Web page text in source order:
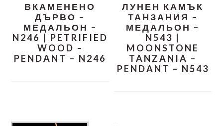
ВКАМЕНЕНО
ДЪРВО –
МЕДАЛЬОН –
N246 | PETRIFIED
WOOD –
PENDANT – N246
ЛУНЕН КАМЪК
ТАНЗАНИЯ –
МЕДАЛЬОН –
N543 |
MOONSTONE
TANZANIA –
PENDANT – N543